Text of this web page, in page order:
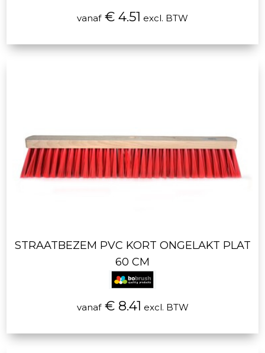
vanaf€ 4.51 excl. BTW
STRAATBEZEM PVC KORT ONGELAKT PLAT
60 CM
vanaf€ 8.41 excl. BTW